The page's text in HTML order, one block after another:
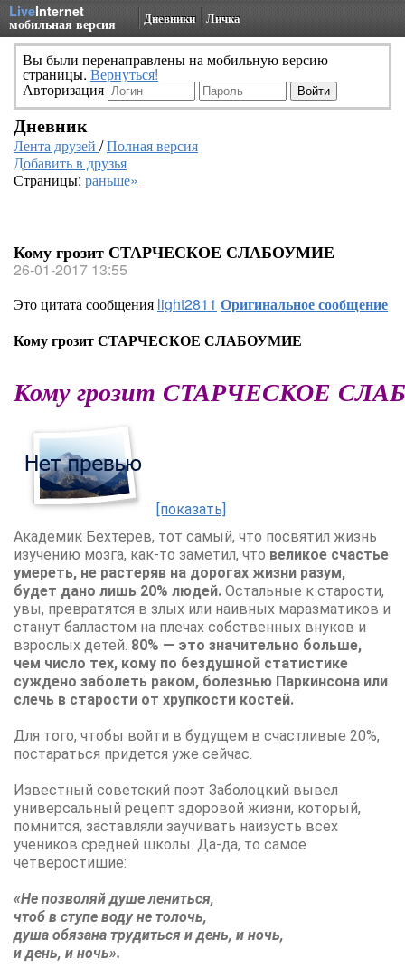
LiveInternet
мобильная версия Дневники Личка
Вы были перенаправлены на мобильную версию
страницы. Вернуться!
Авторизация
Дневник
Лента друзей /Полная версия
Добавить в друзья
Страницы: раньше»
Кому грозит СТАРЧЕСКОЕ СЛАБОУМИЕ
26-01-2017 13:55
Это цитата сообщения light2811 Оригинальное сообщение
Кому грозит СТАРЧЕСКОЕ СЛАБОУМИЕ
Кому грозит СТАРЧЕСКОЕ
[показать]
Академик Бехтерев, тот самый, что посвятил жизнь
изучению мозга, как-то заметил, что великое счастье
умереть, не растеряв на дорогах жизни разум,
будет дано лишь 20% людей. Остальные к старости,
увы, превратятся в злых или наивных маразматиков и
станут балластом на плечах собственных внуков и
взрослых детей. 80% — это значительно больше,
чем число тех, кому по бездушной статистике
суждено заболеть раком, болезнью Паркинсона или
слечь в старости от хрупкости костей.
Для того, чтобы войти в будущем в счастливые 20%,
постараться придется уже сейчас.
Известный советский поэт Заболоцкий вывел
универсальный рецепт здоровой жизни, который,
помнится, заставляли заучивать наизусть всех
учеников средней школы. Да-да, то самое
четверостишие:
«Не позволяй душе лениться,
чтоб в ступе воду не толочь,
душа обязана трудиться и день, и ночь,
и день, и ночь».